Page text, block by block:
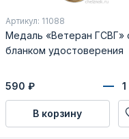
Артикул: 11088
Медаль «Ветеран ГСВГ»
бланком удостоверения
590 ₽
В корзину